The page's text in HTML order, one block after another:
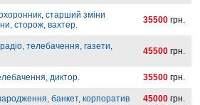
старший зміни
сторож, вахтер.
35500 грн.
телебачення, газети,
45500 грн.
диктор. 35500 грн.
банкет, корпоратив 45000 грн.